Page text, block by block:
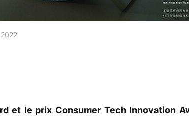
et le prix Consumer Tech Innovation